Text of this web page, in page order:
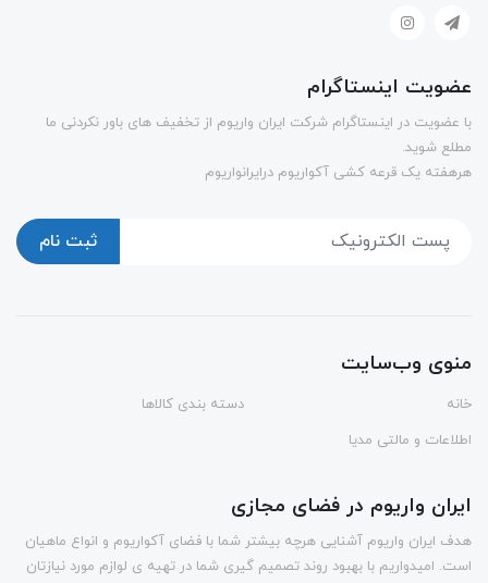
عضویت اینستاگرام
با عضویت در اینستاگرام شرکت ایران واریوم از تخفیف های باور نکردنی ما
مطلع شوید.
هرهفته یک قرعه کشی آکواریوم درایرانواریوم
ثبت نام
منوی وب‌سایت
خانه
دسته بندی کالاها
اطلاعات و مالتی مدیا
ایران واریوم در فضای مجازی
هدف ایران واریوم آشنایی هرچه بیشتر شما با فضای آکواریوم و انواع ماهیان
است. امیدواریم با بهبود روند تصمیم گیری شما در تهیه ی لوازم مورد نیازتان